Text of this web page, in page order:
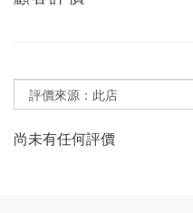
尚未有任何評價